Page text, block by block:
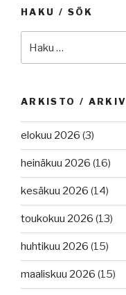
HAKU / SÖK
ARKISTO / ARKIV
elokuu 2026 (3)
heinäkuu 2026 (16)
kesäkuu 2026 (14)
toukokuu 2026 (13)
huhtikuu 2026 (15)
maaliskuu 2026 (15)